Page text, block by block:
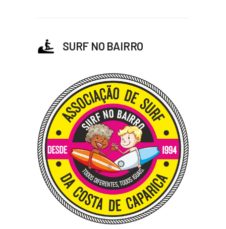
SURF NO BAIRRO